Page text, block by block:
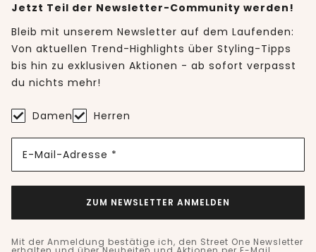
Jetzt Teil der Newsletter-Community werden!
Bleib mit unserem Newsletter auf dem Laufenden:
Von aktuellen Trend-Highlights über Styling-Tipps
bis hin zu exklusiven Aktionen - ab sofort verpasst
du nichts mehr!
Damen Herren
E-Mail-Adresse *
ZUM NEWSLETTER ANMELDEN
Mit der Anmeldung bestätige ich, den Street One Newsletter